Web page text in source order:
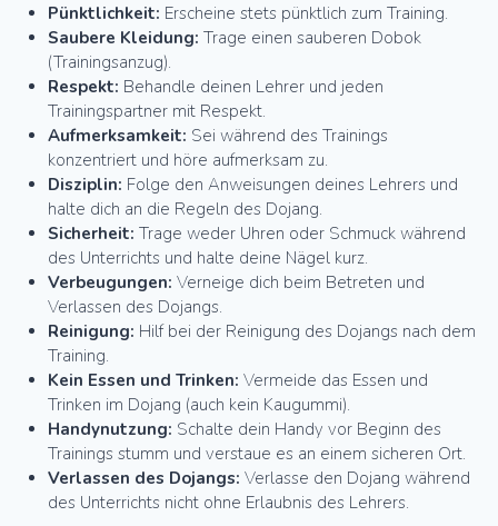
Pünktlichkeit: Erscheine stets pünktlich zum Training.
Saubere Kleidung: Trage einen sauberen Dobok
(Trainingsanzug).
Respekt: Behandle deinen Lehrer und jeden
Trainingspartner mit Respekt.
Aufmerksamkeit: Sei während des Trainings
konzentriert und höre aufmerksam zu.
Disziplin: Folge den Anweisungen deines Lehrers und
halte dich an die Regeln des Dojang.
Sicherheit: Trage weder Uhren oder Schmuck während
des Unterrichts und halte deine Nägel kurz.
Verbeugungen: Verneige dich beim Betreten und
Verlassen des Dojangs.
Reinigung: Hilf bei der Reinigung des Dojangs nach dem
Training.
Kein Essen und Trinken: Vermeide das Essen und
Trinken im Dojang (auch kein Kaugummi).
Handynutzung: Schalte dein Handy vor Beginn des
Trainings stumm und verstaue es an einem sicheren Ort.
Verlassen des Dojangs: Verlasse den Dojang während
des Unterrichts nicht ohne Erlaubnis des Lehrers.